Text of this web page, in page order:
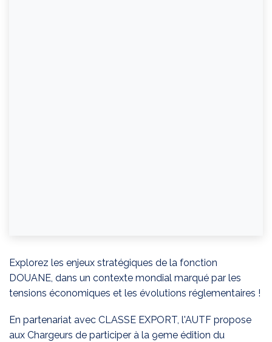
Explorez les enjeux stratégiques de la fonction
DOUANE, dans un contexte mondial marqué par les
tensions économiques et les évolutions réglementaires !
En partenariat avec CLASSE EXPORT, l'AUTF propose
aux Chargeurs de participer à la 9eme édition du